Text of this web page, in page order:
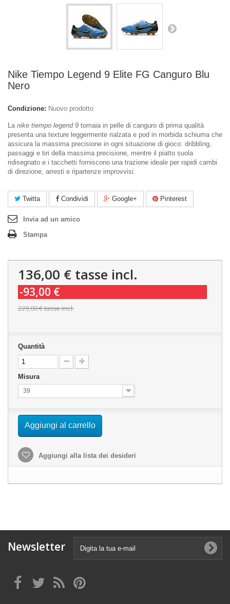
Nike Tiempo Legend 9 Elite FG Canguro Blu
Nero
Condizione: Nuovo prodotto
Lanike tiempo legend 9 tomaia in pelle di canguro di prima qualità
presenta una texture leggermente rialzata e pod in morbida schiuma che
assicura la massima precisione in ogni situazione di gioco: dribbling,
passaggi e tiri della massima precisione, mentre il piatto suola
ridisegnato e i tacchetti forniscono una trazione ideale per rapidi cambi
di direzione, arresti e ripartenze improvvisi.
Twitta Condividi Google+ Pinterest
Invia ad un amico
Stampa
136,00 € tasse incl.
-93,00 €
229,00 €tasse incl.
Quantità
Misura
39
Aggiungi al carrello
Aggiungi alla lista dei desideri
Newsletter